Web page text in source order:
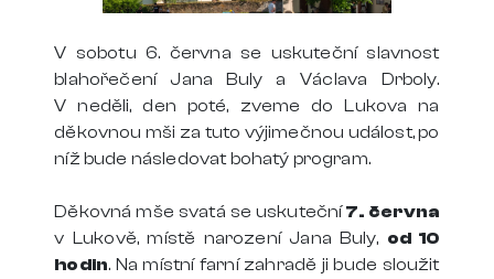
V sobotu 6. června se uskuteční slavnost
blahořečení Jana Buly a Václava Drboly.
V neděli, den poté, zveme do Lukova na
děkovnou mši za tuto výjimečnou událost, po
níž bude následovat bohatý program.
Děkovná mše svatá se uskuteční7. června
v Lukově, místě narození Jana Buly, od 10
hodin. Na místní farní zahradě ji bude sloužit